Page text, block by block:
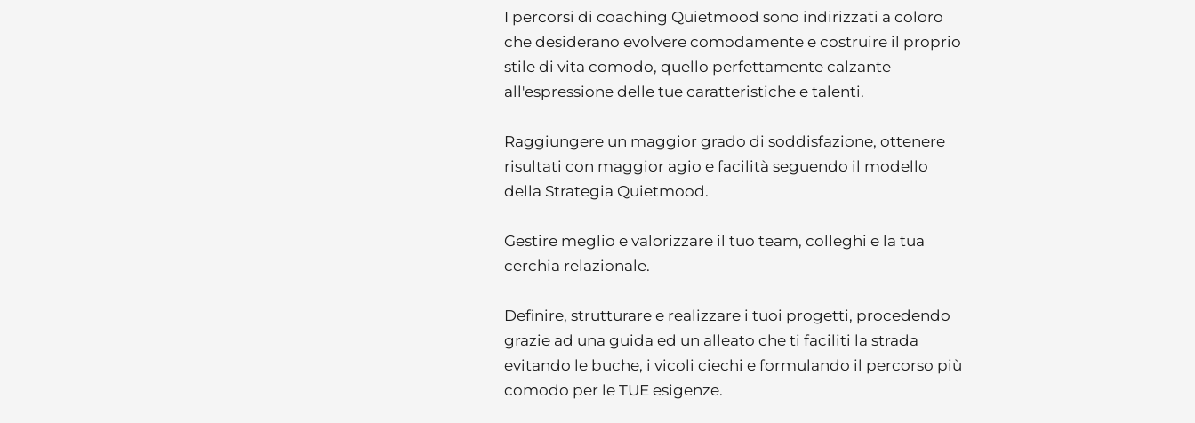
I percorsi di coaching Quietmood sono indirizzati a coloro
che desiderano evolvere comodamente e costruire il proprio
stile di vita comodo, quello perfettamente calzante
all'espressione delle tue caratteristiche e talenti.
Raggiungere un maggior grado di soddisfazione, ottenere
risultati con maggior agio e facilità seguendo il modello
della Strategia Quietmood.
Gestire meglio e valorizzare il tuo team, colleghi e la tua
cerchia relazionale.
Definire, strutturare e realizzare i tuoi progetti, procedendo
grazie ad una guida ed un alleato che ti faciliti la strada
evitando le buche, i vicoli ciechi e formulando il percorso più
comodo per le TUE esigenze.